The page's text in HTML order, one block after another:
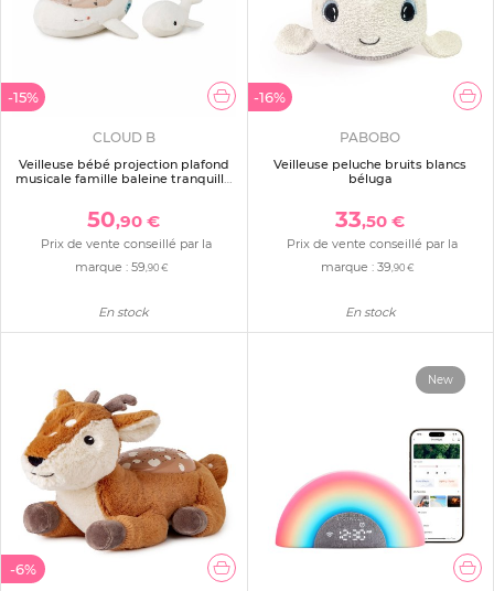
-15%
CLOUD B
Veilleuse bébé projection plafond
musicale famille baleine tranquille
50,90 €
Prix de vente conseillé par la
marque : 59 ,90 €
En stock
-16%
PABOBO
Veilleuse peluche bruits blancs
béluga
33,50 €
Prix de vente conseillé par la
marque :39,90 €
En stock
-6%
New